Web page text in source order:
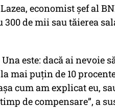
economist șef al
de mii sau tăierea
este: dacă ai nevoie
mai puţin de 10
cum am explicat eu,
de compensare”, a